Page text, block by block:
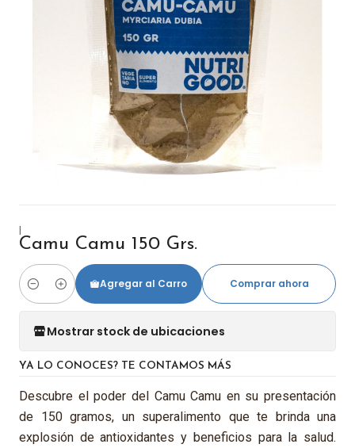
|
Camu Camu 150 Grs.
Cantidad
Agregar al Carro Comprar ahora
Mostrar stock de ubicaciones
YA LO CONOCES? TE CONTAMOS MÁS
Descubre el poder del Camu Camu en su presentación
de 150 gramos, un superalimento que te brinda una
explosión de antioxidantes y beneficios para la salud.